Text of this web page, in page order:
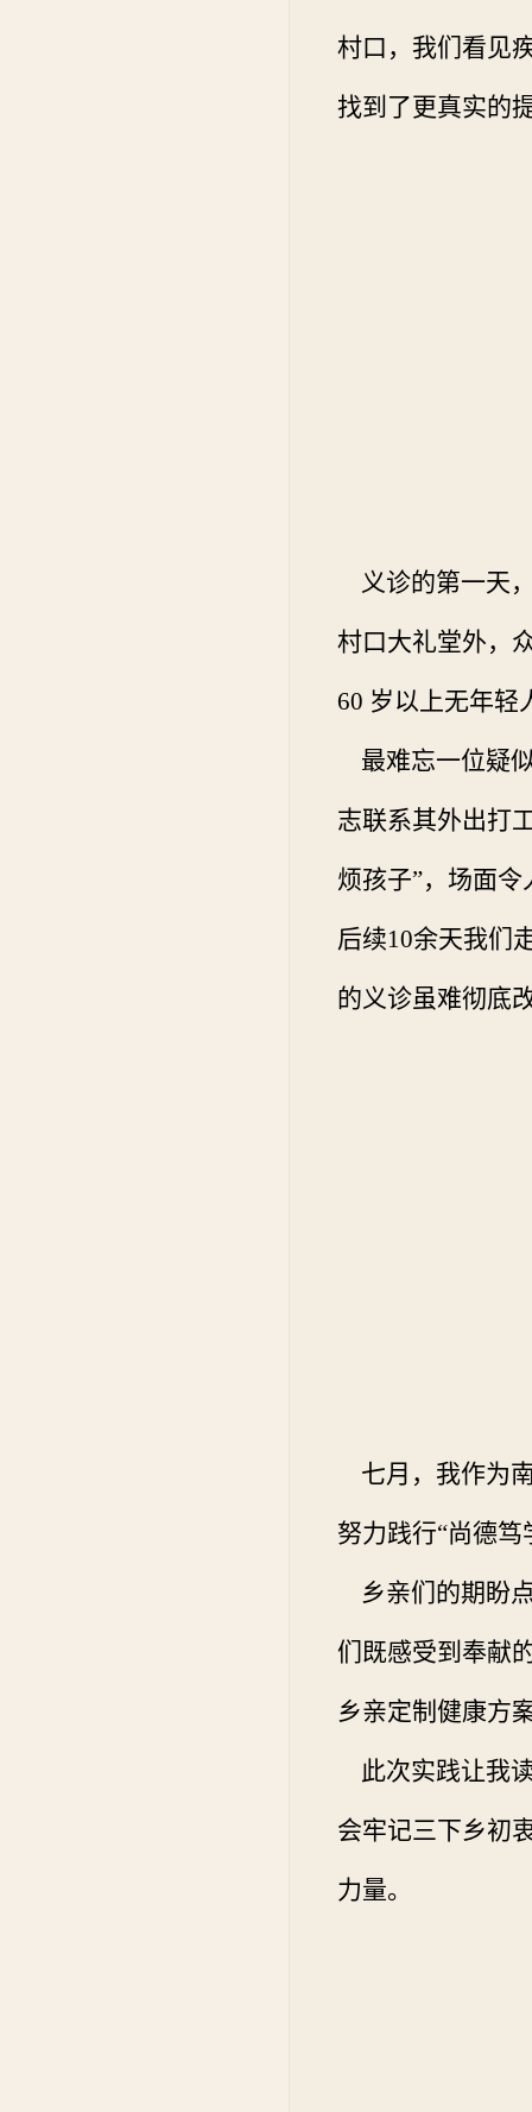
村口，我们看见
找到了更真实的
义诊的第一天
村口大礼堂外，
60 岁以上无年轻
最难忘一位疑
志联系其外出打
烦孩子”，场面令
后续10余天我们
的义诊虽难彻底
七月，我作为
努力践行“尚德笃
乡亲们的期盼
们既感受到奉献
乡亲定制健康方
此次实践让我
会牢记三下乡初
力量。